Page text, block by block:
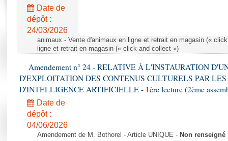
Rapports législatifs
Rapports sur l'application des lois
Baromètre de l’application des lois
Dossiers législatifs
Budget et sécurité sociale
Questions écrites et orales
Comptes rendus des débats
Date de
dépôt :
24/03/2026
animaux - Vente d'animaux en ligne et retrait en magasin («
ligne et retrait en magasin (« click and collect »)
Amendement n° 24 - RELATIVE À L'INSTAURATION
D'EXPLOITATION DES CONTENUS CULTURELS PAR LES
D'INTELLIGENCE ARTIFICIELLE - 1ère lecture (2ème
Date de
dépôt :
04/06/2026
Amendement de M. Bothorel - Article UNIQUE - Non renseigné